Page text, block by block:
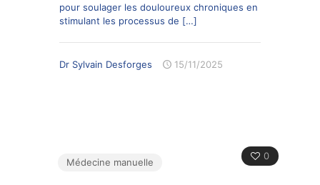
pour soulager les douloureux chroniques en
stimulant les processus de […]
Dr Sylvain Desforges 15/11/2025
0
Médecine manuelle